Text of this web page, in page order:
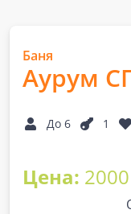
Баня
Аурум
До 6 1
Цена: